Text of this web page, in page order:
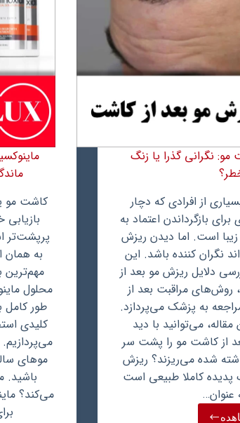
نگرانی گذرا یا زنگ
از افرادی که دچار
بازگرداندن اعتماد به
است. اما دیدن ریزش
نگران کننده باشد. این
دلایل ریزش مو بعد از
مراقبت بعد از
به پزشک می‌پردازد.
می‌توانید با دید
از کاشت مو را پشت سر
شده می‌ریزند؟ ریزش
کاملا طبیعی است
عنوان…
کاشت مو
پرپشت‌تر
به همان
مهم‌ترین
محلول
طور کامل
کلیدی
موهای
باشید.
می‌کند؟